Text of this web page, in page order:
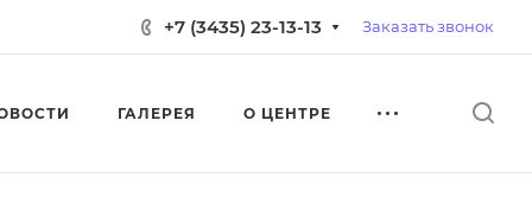
+7 (3435) 23-13-13 Заказать звонок
ГАЛЕРЕЯ О ЦЕНТРЕ